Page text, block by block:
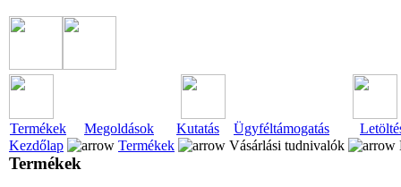
Termékek Megoldások Kutatás Ügyféltámogatás
Kezdőlap
Termékek Vásárlási tudnivalók
Termékek